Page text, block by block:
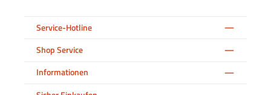
Service-Hotline
Shop Service
Informationen